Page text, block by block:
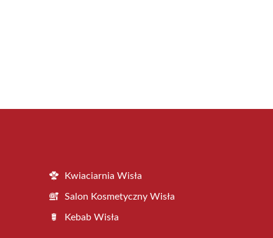
Kwiaciarnia Wisła
Salon Kosmetyczny Wisła
Kebab Wisła